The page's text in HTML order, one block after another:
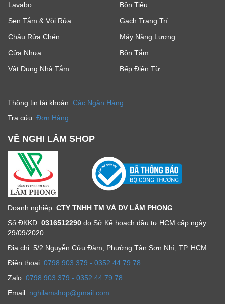
Lavabo
Bồn Tiểu
Sen Tắm & Vòi Rửa
Gạch Trang Trí
Chậu Rửa Chén
Máy Năng Lượng
Cửa Nhựa
Bồn Tắm
Vật Dụng Nhà Tắm
Bếp Điện Từ
Thông tin tài khoản: Các Ngân Hàng
Tra cứu: Đơn Hàng
VỀ NGHI LÂM SHOP
Doanh nghiệp: CTY TNHH TM VÀ DV LÂM PHONG
Số ĐKKD: 0316512290 do Sở Kế hoạch đầu tư HCM cấp ngày
29/09/2020
Địa chỉ: 5/2 Nguyễn Cửu Đàm, Phường Tân Sơn Nhì, TP. HCM
Ðiện thoại: 0798 903 379 - 0352 44 79 78
Zalo: 0798 903 379 - 0352 44 79 78
Email: nghilamshop@gmail.com